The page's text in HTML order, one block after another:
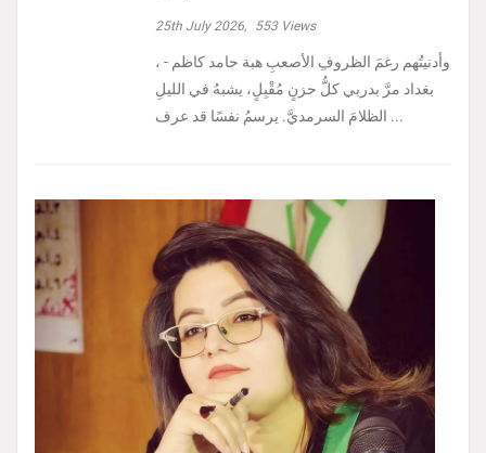
25th July 2026, 553Views
، وأدنيتُهم رغمَ الظروفِ الأصعبِ هبة حامد كاظم -
بغداد مرَّ بدربي كلُّ حزنٍ مُقْبِلٍ، يشبهُ في الليلِ
الظلامَ السرمديَّ. يرسمُ نفسًا قد عرف ...